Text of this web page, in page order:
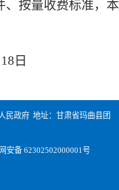
、按量收费标准，
民政府 地址：甘肃省玛曲县团
安备 62302502000001号